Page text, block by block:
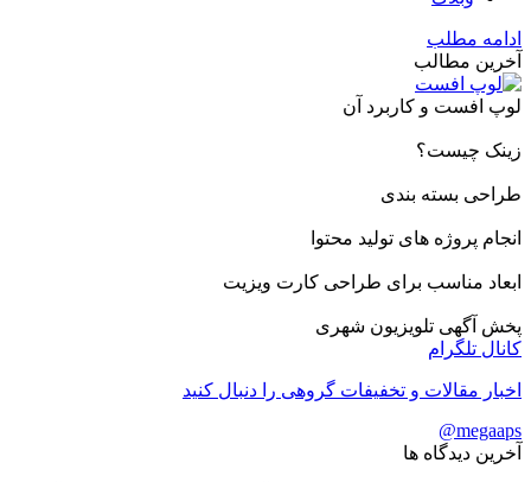
ادامه مطلب
آخرین مطالب
لوپ افست و کاربرد آن
زینک چیست؟
طراحی بسته بندی
انجام پروژه های تولید محتوا
ابعاد مناسب برای طراحی کارت ویزیت
پخش آگهی تلویزیون شهری
کانال تلگرام
اخبار مقالات و تخفیفات گروهی را دنبال کنید
megaaps@
آخرین دیدگاه ها